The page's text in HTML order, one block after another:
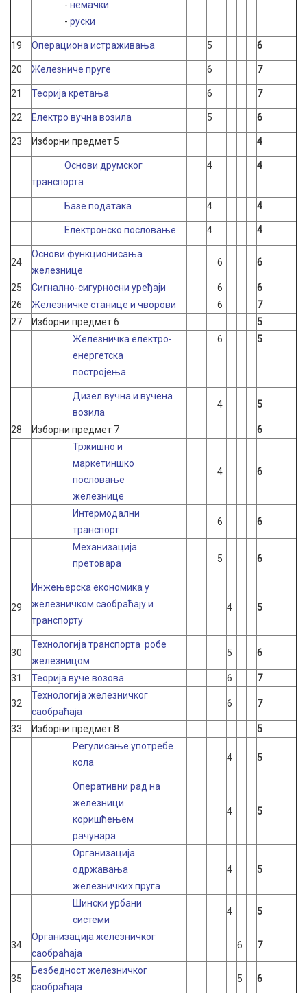
- немачки
- руски
19 Операциона истраживања 5 6
20 Железниче пруге 6 7
21 Теорија кретања 6 7
22 Електро вучна возила 5 6
23 Изборни предмет 5 4
Основи друмског
транспорта
4 4
Базе података 4 4
Електронско пословање 4 4
24
Основи функционисања
железнице
6 6
25 Сигнално-сигурносни уређаји 6
6
26
Железничке станице и чворови 6
7
27
Изборни предмет 6
5
Железничка електро-
енергетска
постројења
6 5
Дизел вучна и вучена
возила
4 5
28 Изборни предмет 7
6
Тржишно и
маркетиншко
пословање
железнице
4 6
Интермодални
транспорт
6 6
Механизација
претовара
5 6
29
Инжењерска економика у
железничком саобраћају и
транспорту
4 5
30
Технологија транспорта робе
железницом
5 6
31 Теорија вуче возова 6 7
32
Технологија железничког
саобраћаја
6 7
33 Изборни предмет 8
5
Регулисање употребе
кола
4 5
Оперативни рад на
железници
коришћењем
рачунара
4 5
Организација
одржавања
железничких пруга
4 5
Шински урбани
системи
4 5
34
Oрганизација железничког
саобраћаја
6 7
35
Безбедност железничког
саобраћаја
5 6